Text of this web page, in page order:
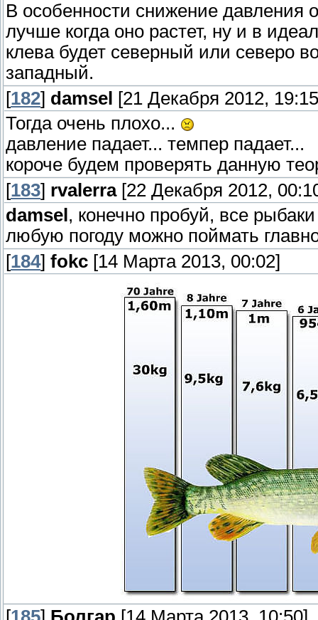
В особенности снижение давления
лучше когда оно растет, ну и в
клева будет северный или северо
западный.
[182] damsel
[21 Декабря 2012,
Тогда очень плохо...
давление падает... темпер падает...
короче будем проверять данную
[183] rvalerra[22 Декабря 2012,
damsel , конечно пробуй, все
любую погоду можно поймать
[184] fokc [14 Марта 2013, 00:02]